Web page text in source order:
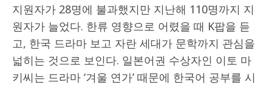
지원자가 28명에 불과했지만 지난해 110명까지 지
원자가 늘었다. 한류 영향으로 어렸을 때 K팝을 듣
고, 한국 드라마 보고 자란 세대가 문학까지 관심을
넓히는 것으로 보인다. 일본어권 수상자인 이토 마
키씨는 드라마 ‘겨울 연가’ 때문에 한국어 공부를 시